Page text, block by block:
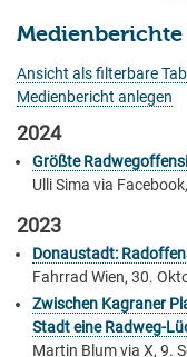
Medienberichte
Ansicht als filterbare
Medienbericht anlegen
2024
Größte
Ulli Sima via
2023
Donaustadt:
Fahrrad Wien, 30.
Zwischen Kagraner
Stadt eine Radweg-
Martin Blum via X, 9.